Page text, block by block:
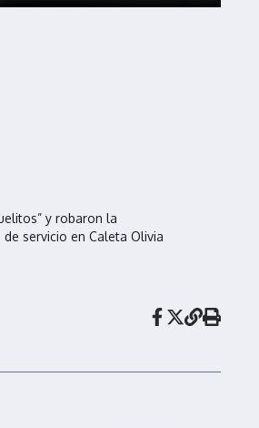
y robaron la
servicio en Caleta Olivia